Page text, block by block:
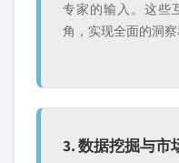
专家的输入。这些
角，实现全面的洞察
3. 数据挖掘与市